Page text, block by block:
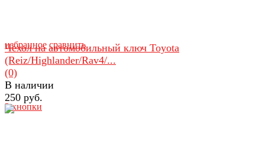
избранное сравнить
Чехол на автомобильный ключ Toyota
(Reiz/Highlander/Rav4/...
(0)
В наличии
250 руб.